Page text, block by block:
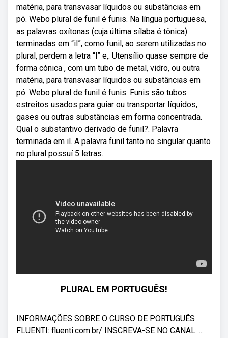
matéria, para transvasar líquidos ou substâncias em
pó. Webo plural de funil é funis. Na língua portuguesa,
as palavras oxítonas (cuja última sílaba é tônica)
terminadas em “il”, como funil, ao serem utilizadas no
plural, perdem a letra “l” e,. Utensílio quase sempre de
forma cónica , com um tubo de metal, vidro, ou outra
matéria, para transvasar líquidos ou substâncias em
pó. Webo plural de funil é funis. Funis são tubos
estreitos usados para guiar ou transportar líquidos,
gases ou outras substâncias em forma concentrada.
Qual o substantivo derivado de funil?. Palavra
terminada em il. A palavra funil tanto no singular quanto
no plural possuí 5 letras.
PLURAL EM PORTUGUÊS!
INFORMAÇÕES SOBRE O CURSO DE PORTUGUÊS
FLUENTI: fluenti.com.br/ INSCREVA-SE NO CANAL: ...